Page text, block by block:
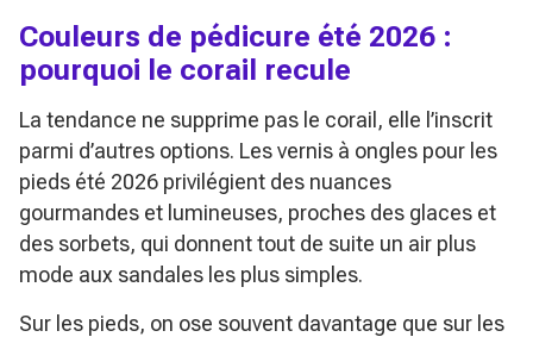
Couleurs de pédicure été 2026 :
pourquoi le corail recule
La tendance ne supprime pas le corail, elle l’inscrit
parmi d’autres options. Les vernis à ongles pour les
pieds été 2026 privilégient des nuances
gourmandes et lumineuses, proches des glaces et
des sorbets, qui donnent tout de suite un air plus
mode aux sandales les plus simples.
Sur les pieds, on ose souvent davantage que sur les